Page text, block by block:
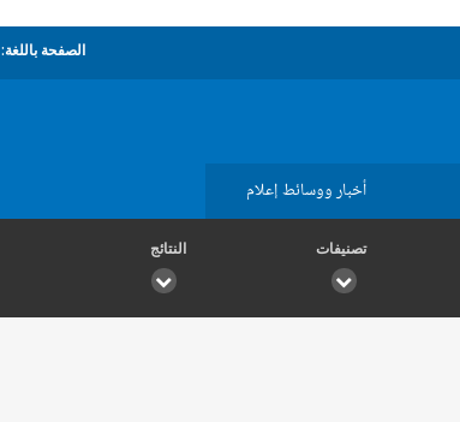
الصفحة باللغة:
أخبار ووسائط إعلام
تصنيفات النتائج